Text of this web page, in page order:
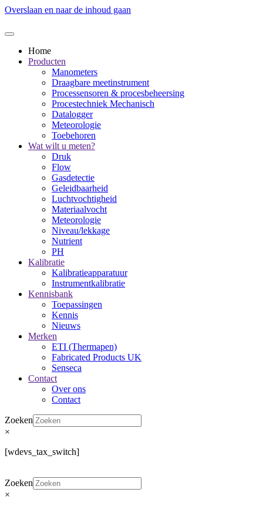
Overslaan en naar de inhoud gaan
Home
Producten
Manometers
Draagbare meetinstrument
Processensoren & procesbeheersing
Procestechniek Mechanisch
Datalogger
Meteorologie
Toebehoren
Wat wilt u meten?
Druk
Flow
Gasdetectie
Geleidbaarheid
Luchtvochtigheid
Materiaalvocht
Meteorologie
Niveau/lekkage
Nutrient
PH
Kalibratie
Kalibratieapparatuur
Instrumentkalibratie
Kennisbank
Toepassingen
Kennis
Nieuws
Merken
ETI (Thermapen)
Fabricated Products UK
Senseca
Contact
Over ons
Contact
Zoeken
×
[wdevs_tax_switch]
Zoeken
×